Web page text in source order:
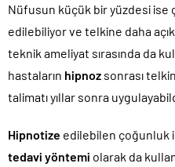
Nüfusun küçük bir yüzdesi ise
edilebiliyor ve telkine daha
teknik ameliyat sırasında da
hastaların hipnoz sonrası
talimatı yıllar sonra
Hipnotize edilebilen çoğunluk
tedavi yöntemi olarak da